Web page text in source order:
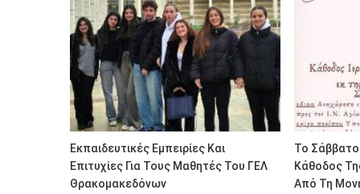
Εκπαιδευτικές Εμπειρίες Και
Επιτυχίες Για Τους Μαθητές Του ΓΕΛ
Θρακομακεδόνων
Το Σάββατο
Κάθοδος
Από Τη